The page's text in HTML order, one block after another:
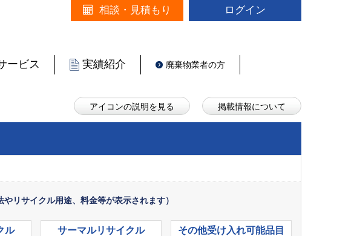
相談・見積もり ログイン
ービス 実績紹介 廃棄物業者の方
掲載情報について
アイコンの説明を見る
リサイクル用途、料金等が表示されます）
ル サーマルリサイクル その他受け入れ可能品目